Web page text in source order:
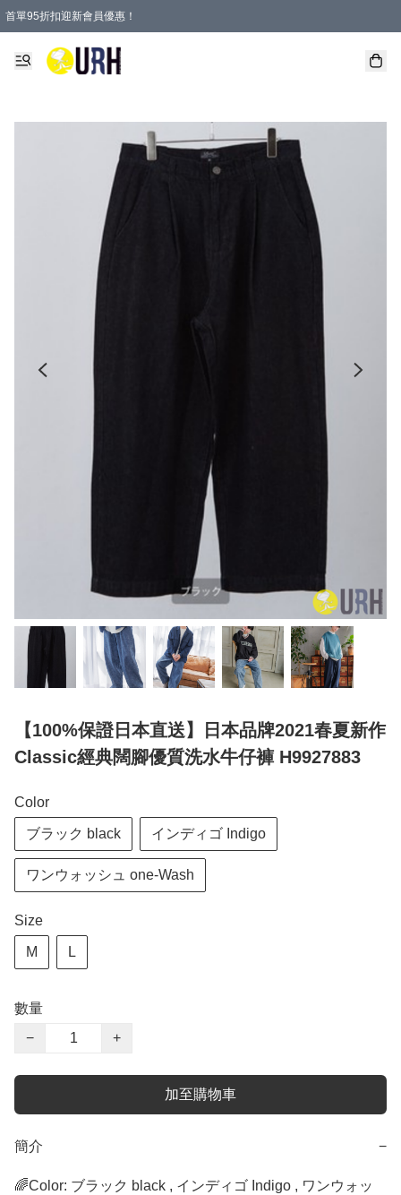
首單95折扣迎新會員優惠！
特選會員可享全單低至 95 折優惠！
單一訂單滿HKD600(澳門HKD800)包郵寄順豐送到家。
【100%保證日本直送】日本品牌2021春夏新作
Classic經典闊腳優質洗水牛仔褲 H9927883
Color
ブラック black インディゴ Indigo
ワンウォッシュ one-Wash
Size
M L
數量
−
+
加至購物車
簡介 −
🌈Color: ブラック black , インディゴ Indigo , ワンウォッ